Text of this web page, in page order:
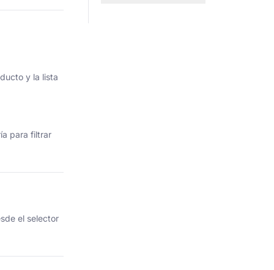
y la lista
para filtrar
el selector